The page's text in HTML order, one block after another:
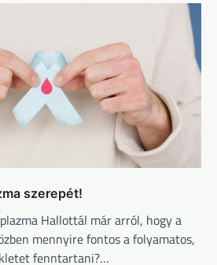
szerepét!
Hallottál már arról, hogy a
mennyire fontos a folyamatos,
fenntartani?…